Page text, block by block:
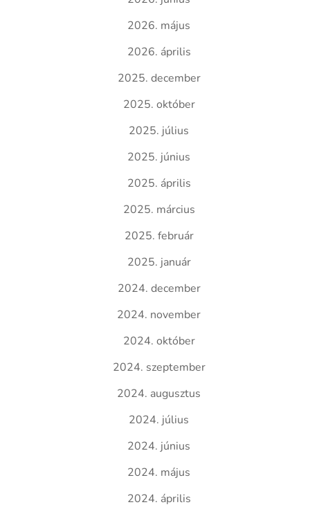
2026. május
2026. április
2025. december
2025. október
2025. július
2025. június
2025. április
2025. március
2025. február
2025. január
2024. december
2024. november
2024. október
2024. szeptember
2024. augusztus
2024. július
2024. június
2024. május
2024. április